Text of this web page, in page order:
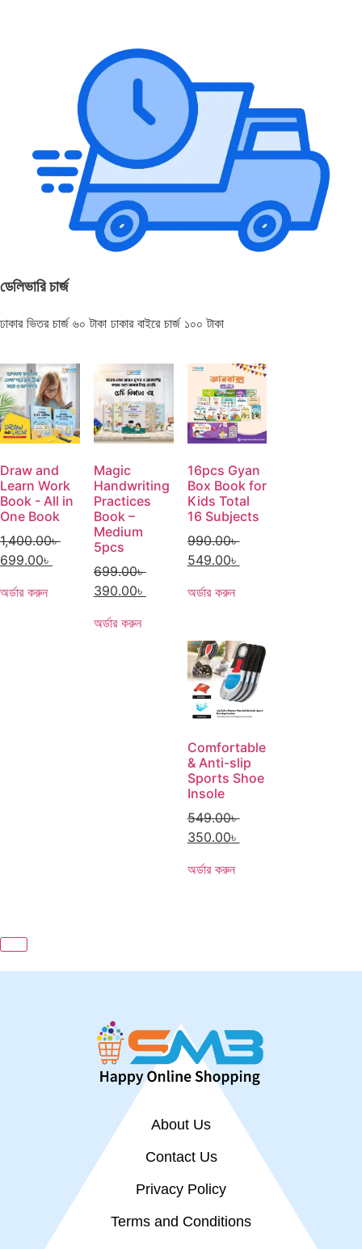
ডেলিভারি চার্জ
ঢাকার ভিতর চার্জ ৬০ টাকা ঢাকার বাইরে চার্জ ১০০ টাকা
Draw and
Learn Work
Book - All in
One Book
1,400.00৳
699.00৳
অর্ডার করুন
Magic
Handwriting
Practices
Book –
Medium
5pcs
699.00৳
390.00৳
অর্ডার করুন
16pcs Gyan
Box Book for
Kids Total
16 Subjects
990.00৳
549.00৳
অর্ডার করুন
Comfortable
& Anti-slip
Sports Shoe
Insole
549.00৳
350.00৳
অর্ডার করুন
About Us
Contact Us
Privacy Policy
Terms and Conditions